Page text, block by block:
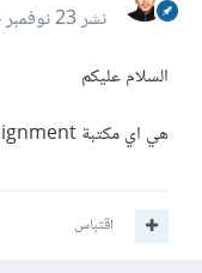
نشر23 نوفمبر 2024
السلام عليكم
هي اي مكتبة Model Alignment لتحسين المطالبات ؟
اقتباس